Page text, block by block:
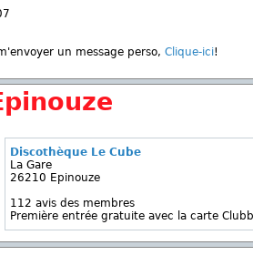
un message perso, Clique-ici!
Discothèque Le Cube
La Gare
26210 Epinouze
112 avis des membres
Première entrée gratuite avec la carte